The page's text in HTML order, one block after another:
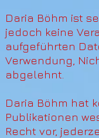
Daria Böhm ist
jedoch keine
aufgeführten
Verwendung,
abgelehnt.
Daria Böhm hat
Publikationen
Recht vor,